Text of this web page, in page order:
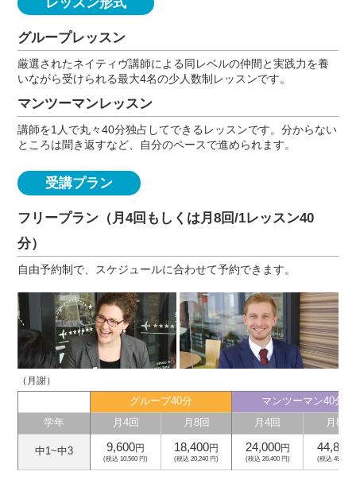
グループレッスン
厳選されたネイティヴ講師による同レベルの仲間と実践力を養
いながら受けられる最大4名の少人数制レッスンです。
マンツーマンレッスン
講師を1人で丸々40分独占してできるレッスンです。分からない
ところは聞き返すなど、自分のペースで進められます。
受講プラン
フリープラン（月4回もしくは月8回/1レッスン40
分）
自由予約制で、スケジュールに合わせて予約できます。
（月謝）
グループ40分
マンツーマン40分
学年
月4回 月8回 月4回 月8回
中1~中3 9,600円
(税込 10,560 円)
18,400円
(税込 20,240 円)
24,000円
(税込 26,400 円)
44,800
(税込 49,280